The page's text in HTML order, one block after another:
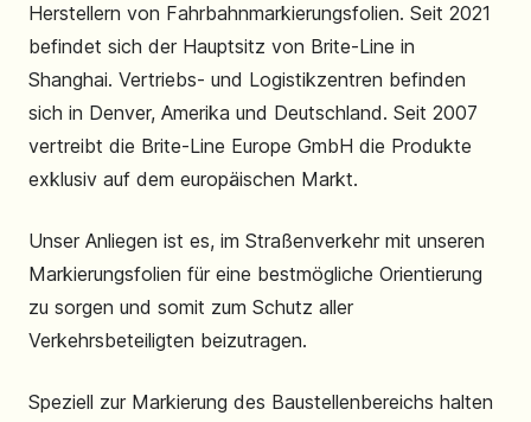
Herstellern von Fahrbahnmarkierungsfolien. Seit 2021
befindet sich der Hauptsitz von Brite-Line in
Shanghai. Vertriebs- und Logistikzentren befinden
sich in Denver, Amerika und Deutschland. Seit 2007
vertreibt die Brite-Line Europe GmbH die Produkte
exklusiv auf dem europäischen Markt.
Unser Anliegen ist es, im Straßenverkehr mit unseren
Markierungsfolien für eine bestmögliche Orientierung
zu sorgen und somit zum Schutz aller
Verkehrsbeteiligten beizutragen.
Speziell zur Markierung des Baustellenbereichs halten